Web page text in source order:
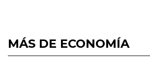
MÁS DE ECONOMÍA